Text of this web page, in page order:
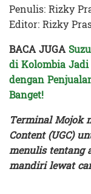
Penulis: Rizky
Editor: Rizky
BACA JUGA
di Kolombia
dengan
Banget!
Terminal Mojok
Content (UGC)
menulis tentang
mandiri lewat